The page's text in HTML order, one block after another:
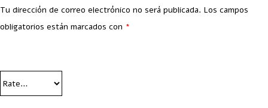
Tu dirección de correo electrónico no será publicada. Los campos
obligatorios están marcados con *